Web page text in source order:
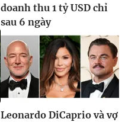
doanh thu 1 tỷ USD chỉ
sau 6 ngày
Leonardo DiCaprio và vợ